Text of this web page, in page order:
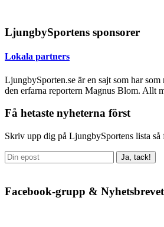
LjungbySportens sponsorer
Lokala partners
LjungbySporten.se är en sajt som har
den erfarna reportern Magnus Blom. Allt
Primärt
sidofält
Få hetaste nyheterna först
Skriv upp dig på LjungbySportens lista så
Facebook-grupp & Nyhetsbrevet